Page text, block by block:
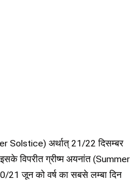
Solstice) अर्थात् 21/22 दिसम्बर
विपरीत ग्रीष्म अयनांत (Summer
21 जून को वर्ष का सबसे लम्बा दिन